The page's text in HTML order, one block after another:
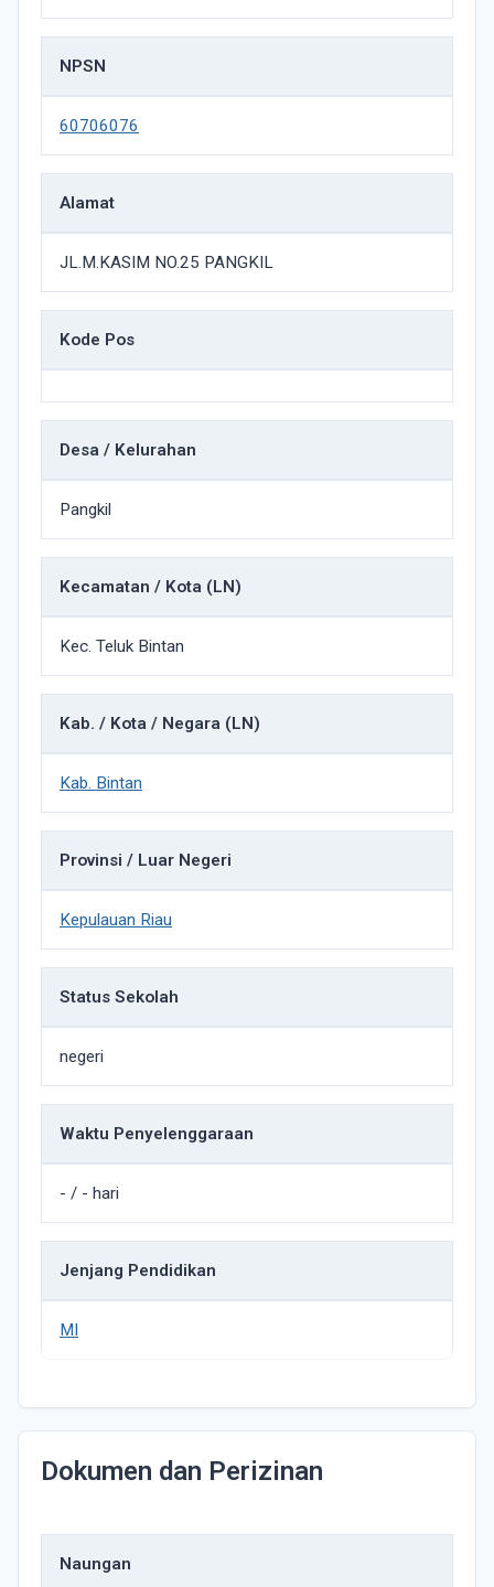
NPSN
60706076
Alamat
JL.M.KASIM NO.25 PANGKIL
Kode Pos
Desa / Kelurahan
Pangkil
Kecamatan / Kota (LN)
Kec. Teluk Bintan
Kab. / Kota / Negara (LN)
Kab. Bintan
Provinsi / Luar Negeri
Kepulauan Riau
Status Sekolah
negeri
Waktu Penyelenggaraan
- / - hari
Jenjang Pendidikan
MI
Dokumen dan Perizinan
Naungan